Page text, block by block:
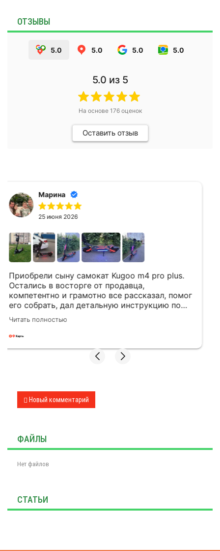
ОТЗЫВЫ
5.0 5.0 5.0 5.0
5.0 из 5
На основе 176оценок
Оставить отзыв
Михаил Б.
15 июня 2026
Приобретали электросамокат. Всё очень
понравилось. Отличные сотрудники!
Нет файлов
СТАТЬИ